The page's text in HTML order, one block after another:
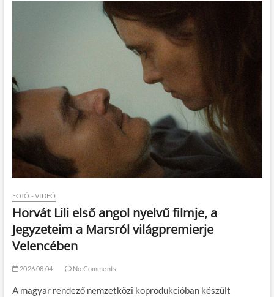
FOTÓ - VIDEÓ
Horvát Lili első angol nyelvű filmje, a
Jegyzeteim a Marsról világpremierje
Velencében
2026.08.04. No Comments
A magyar rendező nemzetközi koprodukcióban készült